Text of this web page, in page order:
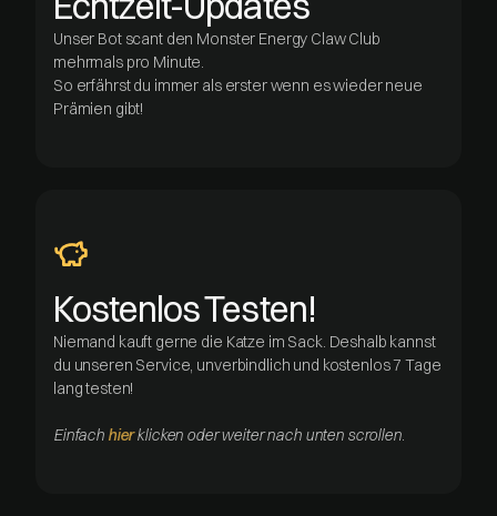
Unser Bot scant den Monster Energy Claw Club
mehrmals pro Minute.
So erfährst du immer als erster wenn es wieder neue
Prämien gibt!
Kostenlos Testen!
Niemand kauft gerne die Katze im Sack. Deshalb kannst
du unseren Service, unverbindlich und kostenlos 7 Tage
lang testen!
Einfach hierklicken oder weiter nach unten scrollen.